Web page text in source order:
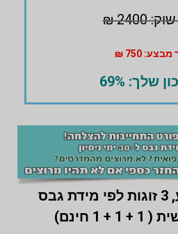
2400 ₪
750 ₪
שלך: 69%
3 זוגות לפי מידת גבס
1 חינם)